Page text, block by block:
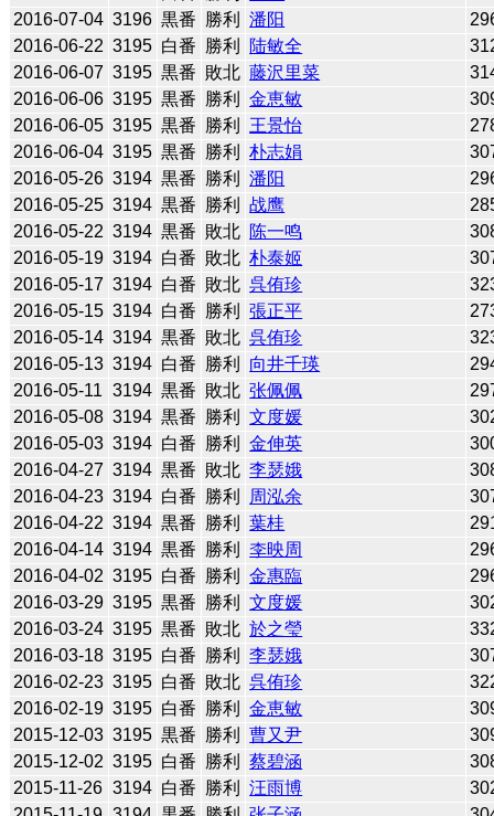
2016-07-04 3196 黒番 勝利 潘阳
2016-06-22 3195 白番 勝利 陆敏全
2016-06-07 3195 黒番 敗北 藤沢里菜
2016-06-06 3195 黒番 勝利 金恵敏
2016-06-05 3195 黒番 勝利 王景怡
2016-06-04 3195 黒番 勝利 朴志娟
2016-05-26 3194 黒番 勝利 潘阳
2016-05-25 3194 黒番 勝利 战鹰
2016-05-22 3194 黒番 敗北 陈一鸣
2016-05-19 3194 白番 敗北 朴泰姬
2016-05-17 3194 白番 敗北 呉侑珍
2016-05-15 3194 白番 勝利 張正平
2016-05-14 3194 黒番 敗北 呉侑珍
2016-05-13 3194 白番 勝利 向井千瑛
2016-05-11 3194 黒番 敗北 张佩佩
2016-05-08 3194 黒番 勝利 文度媛
2016-05-03 3194 白番 勝利 金伸英
2016-04-27 3194 黒番 敗北 李瑟娥
2016-04-23 3194 白番 勝利 周泓余
2016-04-22 3194 黒番 勝利 葉桂
2016-04-14 3194 黒番 勝利 李映周
2016-04-02 3195 白番 勝利 金惠臨
2016-03-29 3195 黒番 勝利 文度媛
2016-03-24 3195 黒番 敗北 於之瑩
2016-03-18 3195 白番 勝利 李瑟娥
2016-02-23 3195 白番 敗北 呉侑珍
2016-02-19 3195 白番 勝利 金恵敏
2015-12-03 3195 黒番 勝利 曹又尹
2015-12-02 3195 白番 勝利 蔡碧涵
2015-11-26 3194 白番 勝利 汪雨博